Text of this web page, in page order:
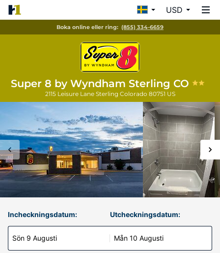
USD
Boka online eller ring: (855) 334-6659
Super 8 by Wyndham Sterling CO
2115 Leisure Lane Sterling Colorado 80751 US
Incheckningsdatum:
Sön 9 Augusti
Utcheckningsdatum:
Mån 10 Augusti